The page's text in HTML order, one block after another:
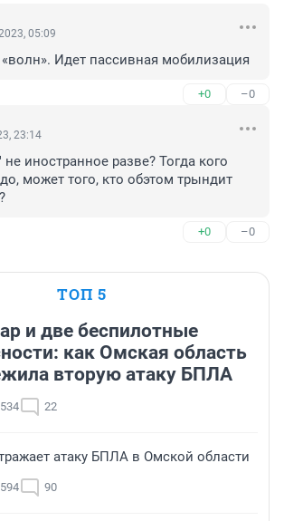
05:09
Идет пассивная мобилизация
+0 –0
23:14
иностранное разве? Тогда кого
может того, кто обэтом трындит
+0 –0
ТОП 5
и две беспилотные
как Омская область
вторую атаку БПЛА
22
атаку БПЛА в Омской области
90